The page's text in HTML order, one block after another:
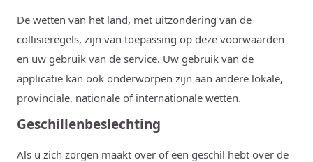
De wetten van het land, met uitzondering van de
collisieregels, zijn van toepassing op deze voorwaarden
en uw gebruik van de service. Uw gebruik van de
applicatie kan ook onderworpen zijn aan andere lokale,
provinciale, nationale of internationale wetten.
Geschillenbeslechting
Als u zich zorgen maakt over of een geschil hebt over de